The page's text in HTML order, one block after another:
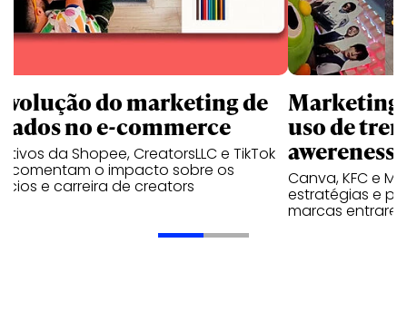
do marketing de
no e-commerce
da Shopee, CreatorsLLC e TikTok
comentam o impacto sobre os
e carreira de creators
Marketing
uso de
awereness
Canva, KFC e
estratégias e
marcas